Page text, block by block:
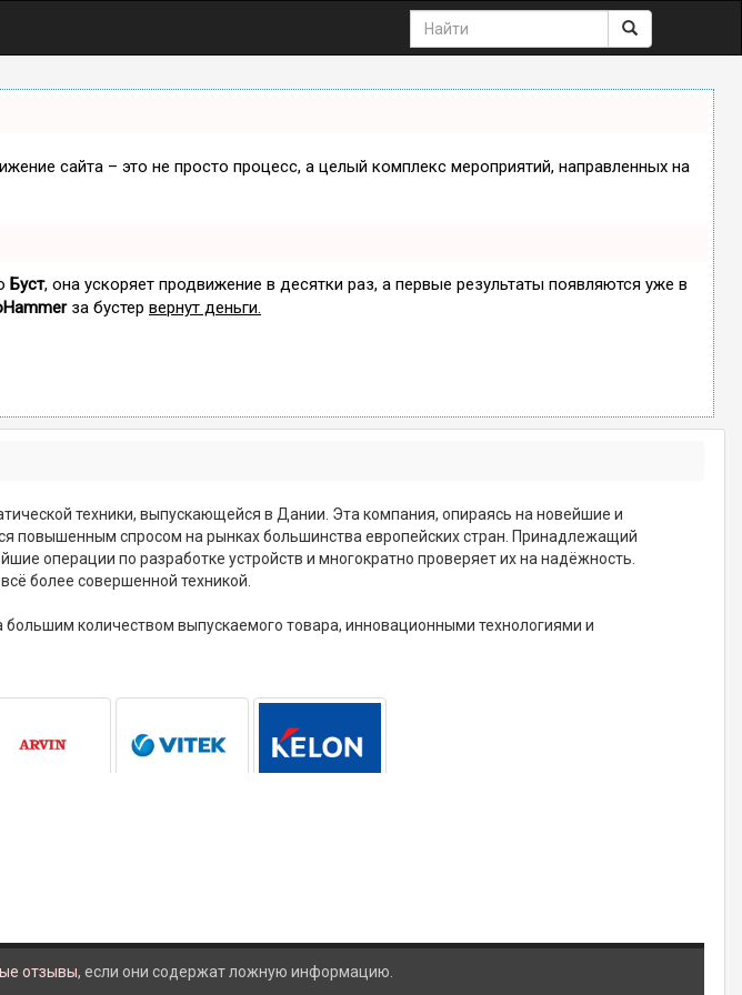
сайта – это не просто процесс, а целый комплекс мероприятий, направленных на
Буст, она ускоряет продвижение в десятки раз, а первые результаты появляются уже в
за бустер вернут деньги.
техники, выпускающейся в Дании. Эта компания, опираясь на новейшие и
повышенным спросом на рынках большинства европейских стран. Принадлежащий
операции по разработке устройств и многократно проверяет их на надёжность.
более совершенной техникой.
количеством выпускаемого товара, инновационными технологиями и
отзывы, если они содержат ложную информацию.